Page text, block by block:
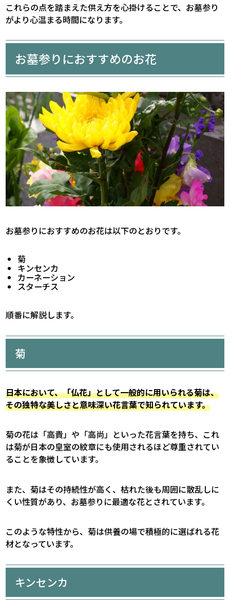
これらの点を踏まえた供え方を心掛けることで、お墓参り
がより心温まる時間になります。
お墓参りにおすすめのお花
お墓参りにおすすめのお花は以下のとおりです。
菊
キンセンカ
カーネーション
スターチス
順番に解説します。
菊
日本において、「仏花」として一般的に用いられる菊は、
その独特な美しさと意味深い花言葉で知られています。
菊の花は「高貴」や「高尚」といった花言葉を持ち、これ
は菊が日本の皇室の紋章にも使用されるほど尊重されてい
ることを象徴しています。
また、菊はその持続性が高く、枯れた後も周囲に散乱しに
くい性質があり、お墓参りに最適な花とされています。
このような特性から、菊は供養の場で積極的に選ばれる花
材となっています。
キンセンカ